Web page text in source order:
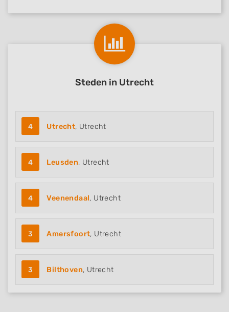
Steden in Utrecht
4 Utrecht, Utrecht
4 Leusden, Utrecht
4 Veenendaal, Utrecht
3 Amersfoort, Utrecht
3 Bilthoven, Utrecht